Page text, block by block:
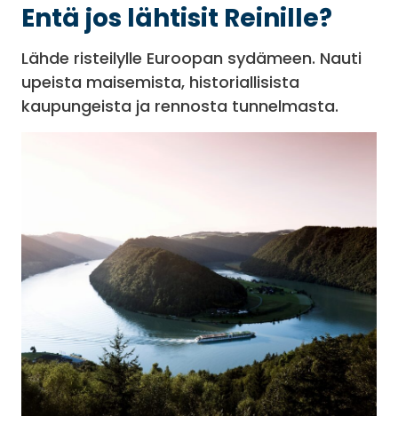
Entä jos lähtisit Reinille?
Lähde risteilylle Euroopan sydämeen. Nauti
upeista maisemista, historiallisista
kaupungeista ja rennosta tunnelmasta.